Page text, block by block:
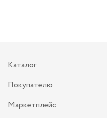
Каталог
Покупателю
Маркетплейс